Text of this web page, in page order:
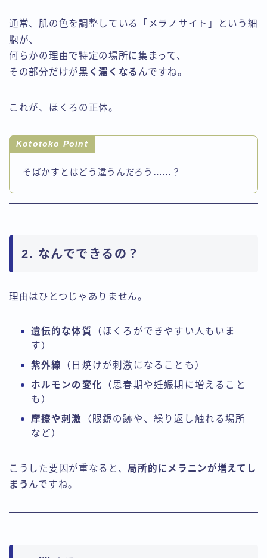
通常、肌の色を調整している「メラノサイト」という細
胞が、
何らかの理由で特定の場所に集まって、
その部分だけが黒く濃くなる んですね。
これが、ほくろの正体。
Kototoko Point
そばかすとはどう違うんだろう……？
2. なんでできるの？
理由はひとつじゃありません。
遺伝的な体質
（ほくろができやすい人もいま
す）
紫外線
（日焼けが刺激になることも）
ホルモンの変化
（思春期や妊娠期に増えること
も）
摩擦や刺激
（眼鏡の跡や、繰り返し触れる場所
など）
こうした要因が重なると、 局所的にメラニンが増えてし
まう んですね。